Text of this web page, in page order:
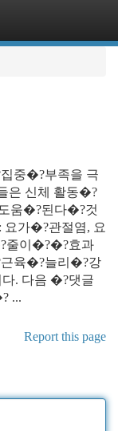
중�?부족을 극
은 신체 활동�?
움�?된다�?것
요가�?관절염, 요
줄이�?�?효과
근육�?늘리�?강
. 다음 �?댓글
...
Report this page